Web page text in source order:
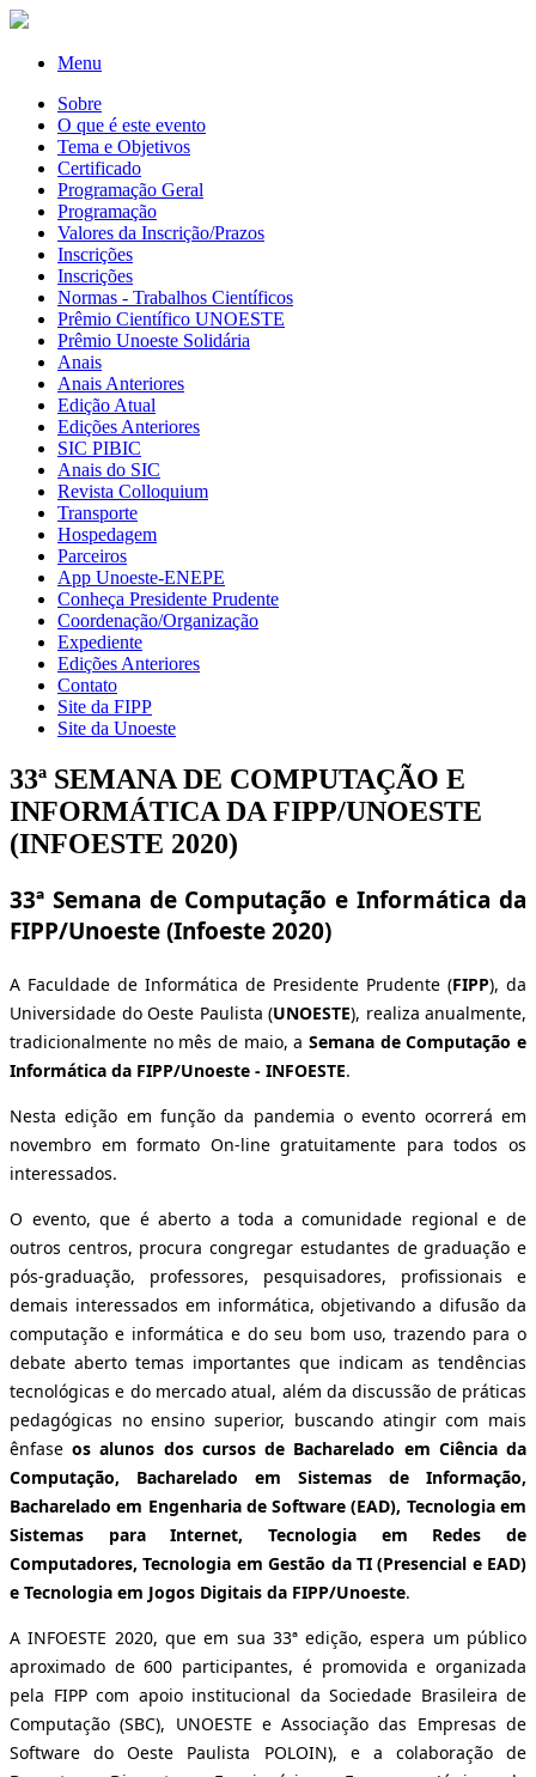
Menu
Sobre
O que é este evento
Tema e Objetivos
Certificado
Programação Geral
Programação
Valores da Inscrição/Prazos
Inscrições
Inscrições
Normas - Trabalhos Científicos
Prêmio Científico UNOESTE
Prêmio Unoeste Solidária
Anais
Anais Anteriores
Edição Atual
Edições Anteriores
SIC PIBIC
Anais do SIC
Revista Colloquium
Transporte
Hospedagem
Parceiros
App Unoeste-ENEPE
Conheça Presidente Prudente
Coordenação/Organização
Expediente
Edições Anteriores
Contato
Site da FIPP
Site da Unoeste
33ª SEMANA DE COMPUTAÇÃO E
INFORMÁTICA DA FIPP/UNOESTE
(INFOESTE 2020)
33ª Semana de Computação e Informática da
FIPP/Unoeste (Infoeste 2020)
A Faculdade de Informática de Presidente Prudente (FIPP), da
Universidade do Oeste Paulista (UNOESTE), realiza anualmente,
tradicionalmente no mês de maio, a Semana de Computação e
Informática da FIPP/Unoeste - INFOESTE.
Nesta edição em função da pandemia o evento ocorrerá em
novembro em formato On-line gratuitamente para todos os
interessados.
O evento, que é aberto a toda a comunidade regional e de
outros centros, procura congregar estudantes de graduação e
pós-graduação, professores, pesquisadores, profissionais e
demais interessados em informática, objetivando a difusão da
computação e informática e do seu bom uso, trazendo para o
debate aberto temas importantes que indicam as tendências
tecnológicas e do mercado atual, além da discussão de práticas
pedagógicas no ensino superior, buscando atingir com mais
ênfaseos alunos dos cursos de Bacharelado em Ciência da
Computação, Bacharelado em Sistemas de Informação,
Bacharelado em Engenharia de Software (EAD), Tecnologia em
Sistemas para Internet, Tecnologia em Redes de
Computadores, Tecnologia em Gestão da TI (Presencial e EAD)
e Tecnologia em Jogos Digitais da FIPP/Unoeste.
A INFOESTE 2020, que em sua 33ª edição, espera um público
aproximado de 600 participantes, é promovida e organizada
pela FIPP com apoio institucional da Sociedade Brasileira de
Computação (SBC), UNOESTE e Associação das Empresas de
Software do Oeste Paulista POLOIN), e a colaboração de